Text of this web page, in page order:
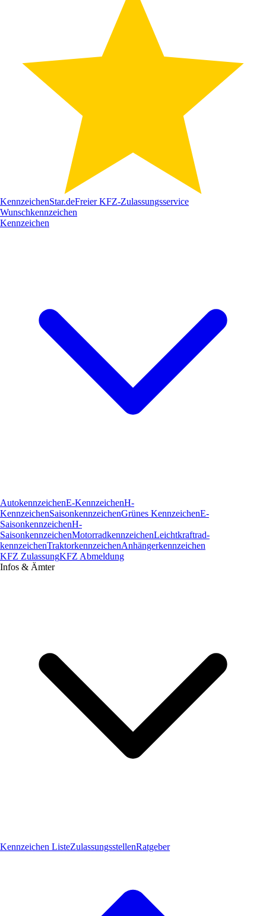
KennzeichenStar.deFreier KFZ-Zulassungsservice
Wunschkennzeichen
Kennzeichen
AutokennzeichenE-KennzeichenH-
KennzeichenSaisonkennzeichenGrünes KennzeichenE-
SaisonkennzeichenH-
SaisonkennzeichenMotorradkennzeichenLeichtkraftrad­
kennzeichenTraktorkennzeichenAnhängerkennzeichen
KFZ ZulassungKFZ Abmeldung
Infos & Ämter
Kennzeichen ListeZulassungsstellenRatgeber